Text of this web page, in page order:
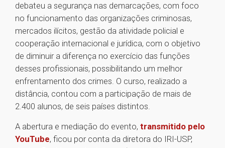
debateu a segurança nas demarcações, com foco
no funcionamento das organizações criminosas,
mercados ilícitos, gestão da atividade policial e
cooperação internacional e jurídica, com o objetivo
de diminuir a diferença no exercício das funções
desses profissionais, possibilitando um melhor
enfrentamento dos crimes. O curso, realizado a
distância, contou com a participação de mais de
2.400 alunos, de seis países distintos.
A abertura e mediação do evento, transmitido pelo
YouTube, ficou por conta da diretora do IRI-USP,